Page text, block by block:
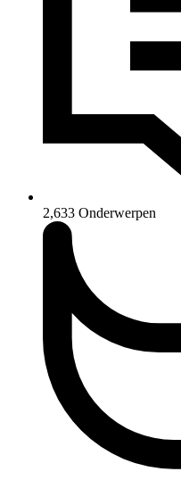
2,633 Onderwerpen